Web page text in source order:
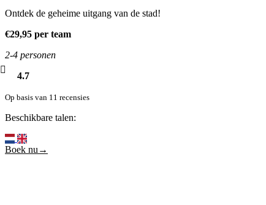
Ontdek de geheime uitgang van de stad!
€29,95 per team
2-4 personen
4.7
Op basis van 11 recensies
Beschikbare talen:
Boek nu→